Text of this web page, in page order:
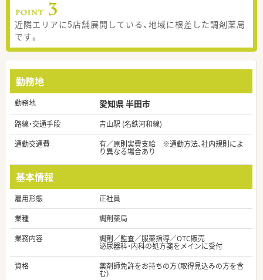
近隣エリアに5店舗展開している、地域に根差した調剤薬局
です。
勤務地
勤務地 愛知県 半田市
路線・交通手段
青山駅 (名鉄河和線)
通勤交通費
有／原則実費支給 ※通勤方法、社内規則によ
り異なる場合あり
基本情報
雇用形態
正社員
業種
調剤薬局
業務内容
調剤／監査／服薬指導／OTC販売
泌尿器科・内科の処方箋をメインに受付
資格
薬剤師免許をお持ちの方（取得見込みの方を含
む）